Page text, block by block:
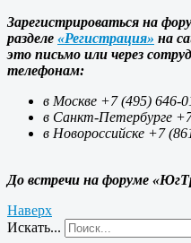
Зарегистрироваться на
разделе «Регистрация» на
это письмо или через
телефонам:
в Москве +7 (495) 646-
в Санкт-Петербурге
в Новороссийске +7
До встречи на форуме
Наверх
Искать...